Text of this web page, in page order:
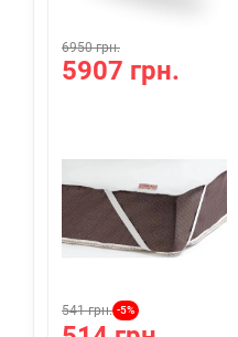
6950 грн.
5907 грн.
541 грн. -5%